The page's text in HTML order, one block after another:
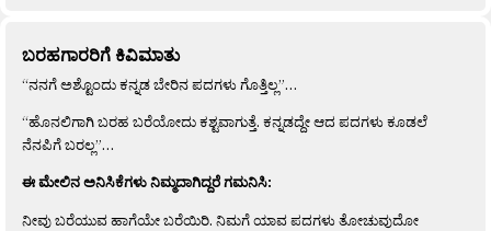
ಬರಹಗಾರರಿಗೆ ಕಿವಿಮಾತು
“ನನಗೆ ಅಶ್ಟೊಂದು ಕನ್ನಡ ಬೇರಿನ ಪದಗಳು ಗೊತ್ತಿಲ್ಲ”…
“ಹೊನಲಿಗಾಗಿ ಬರಹ ಬರೆಯೋದು ಕಶ್ಟವಾಗುತ್ತೆ. ಕನ್ನಡದ್ದೇ ಆದ ಪದಗಳು ಕೂಡಲೆ
ನೆನಪಿಗೆ ಬರಲ್ಲ”…
ಈ ಮೇಲಿನ ಅನಿಸಿಕೆಗಳು ನಿಮ್ಮದಾಗಿದ್ದರೆ ಗಮನಿಸಿ:
ನೀವು ಬರೆಯುವ ಹಾಗೆಯೇ ಬರೆಯಿರಿ. ನಿಮಗೆ ಯಾವ ಪದಗಳು ತೋಚುವುದೋ